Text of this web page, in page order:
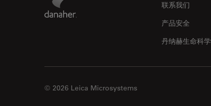
联系我们
产品安全
丹纳赫生命科学
© 2026 Leica Microsystems